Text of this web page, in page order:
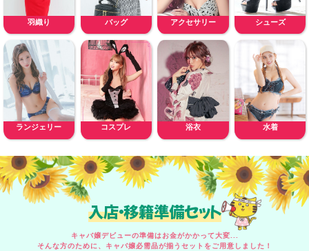
羽織り バッグ アクセサリー シューズ
ランジェリー コスプレ 浴衣 水着
入店・移籍準備セット
キャバ嬢デビューの準備はお金がかかって大変...
そんな方のために、キャバ嬢必需品が揃うセットをご用意しました！